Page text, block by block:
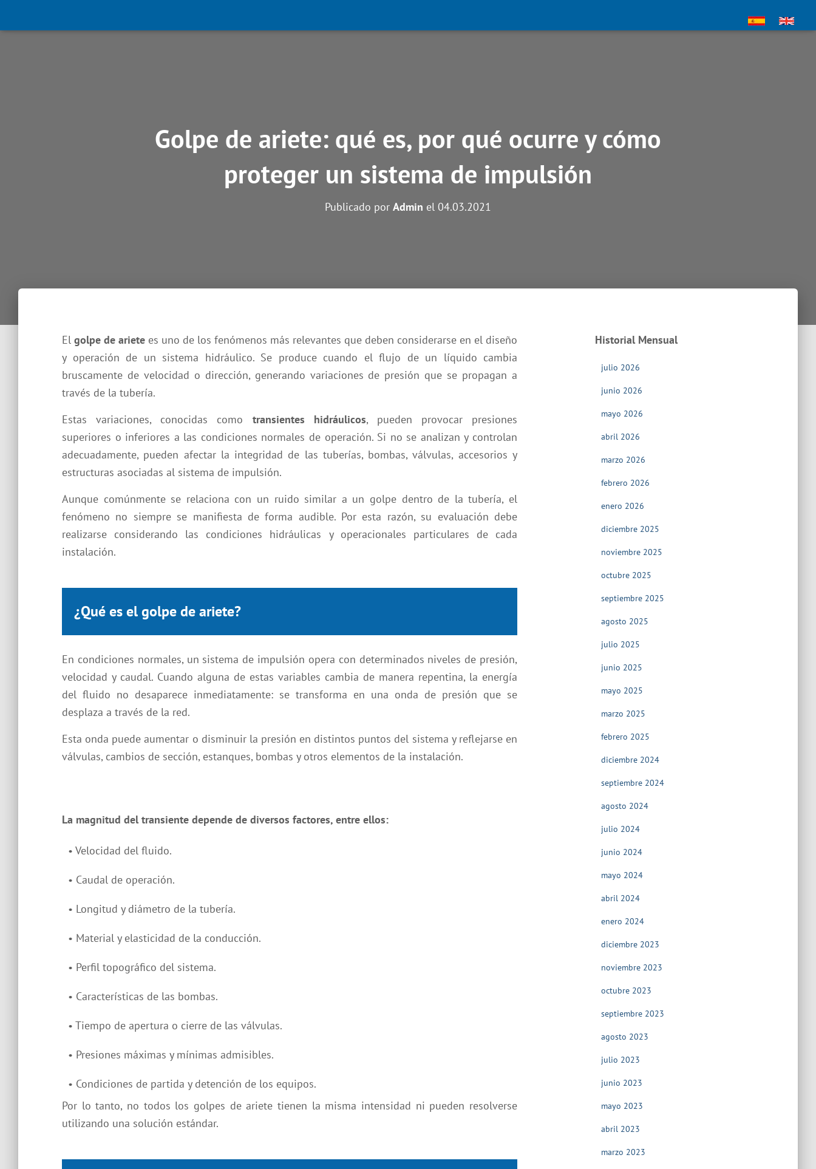
Golpe de ariete: qué es, por qué ocurre y cómo
proteger un sistema de impulsión
Publicado por Admin el 04.03.2021
El golpe de ariete es uno de los fenómenos más relevantes que deben considerarse en el diseño
y operación de un sistema hidráulico. Se produce cuando el flujo de un líquido cambia
bruscamente de velocidad o dirección, generando variaciones de presión que se propagan a
través de la tubería.
Estas variaciones, conocidas como transientes hidráulicos, pueden provocar presiones
superiores o inferiores a las condiciones normales de operación. Si no se analizan y controlan
adecuadamente, pueden afectar la integridad de las tuberías, bombas, válvulas, accesorios y
estructuras asociadas al sistema de impulsión.
Aunque comúnmente se relaciona con un ruido similar a un golpe dentro de la tubería, el
fenómeno no siempre se manifiesta de forma audible. Por esta razón, su evaluación debe
realizarse considerando las condiciones hidráulicas y operacionales particulares de cada
instalación.
¿Qué es el golpe de ariete?
En condiciones normales, un sistema de impulsión opera con determinados niveles de presión,
velocidad y caudal. Cuando alguna de estas variables cambia de manera repentina, la energía
del fluido no desaparece inmediatamente: se transforma en una onda de presión que se
desplaza a través de la red.
Esta onda puede aumentar o disminuir la presión en distintos puntos del sistema y reflejarse en
válvulas, cambios de sección, estanques, bombas y otros elementos de la instalación.
La magnitud del transiente depende de diversos factores, entre ellos:
• Velocidad del fluido.
• Caudal de operación.
• Longitud y diámetro de la tubería.
• Material y elasticidad de la conducción.
• Perfil topográfico del sistema.
• Características de las bombas.
• Tiempo de apertura o cierre de las válvulas.
• Presiones máximas y mínimas admisibles.
• Condiciones de partida y detención de los equipos.
Por lo tanto, no todos los golpes de ariete tienen la misma intensidad ni pueden resolverse
utilizando una solución estándar.
Historial Mensual
julio 2026
junio 2026
mayo 2026
abril 2026
marzo 2026
febrero 2026
enero 2026
diciembre 2025
noviembre 2025
octubre 2025
septiembre 2025
agosto 2025
julio 2025
junio 2025
mayo 2025
marzo 2025
febrero 2025
diciembre 2024
septiembre 2024
agosto 2024
julio 2024
junio 2024
mayo 2024
abril 2024
enero 2024
diciembre 2023
noviembre 2023
octubre 2023
septiembre 2023
agosto 2023
julio 2023
junio 2023
mayo 2023
abril 2023
marzo 2023